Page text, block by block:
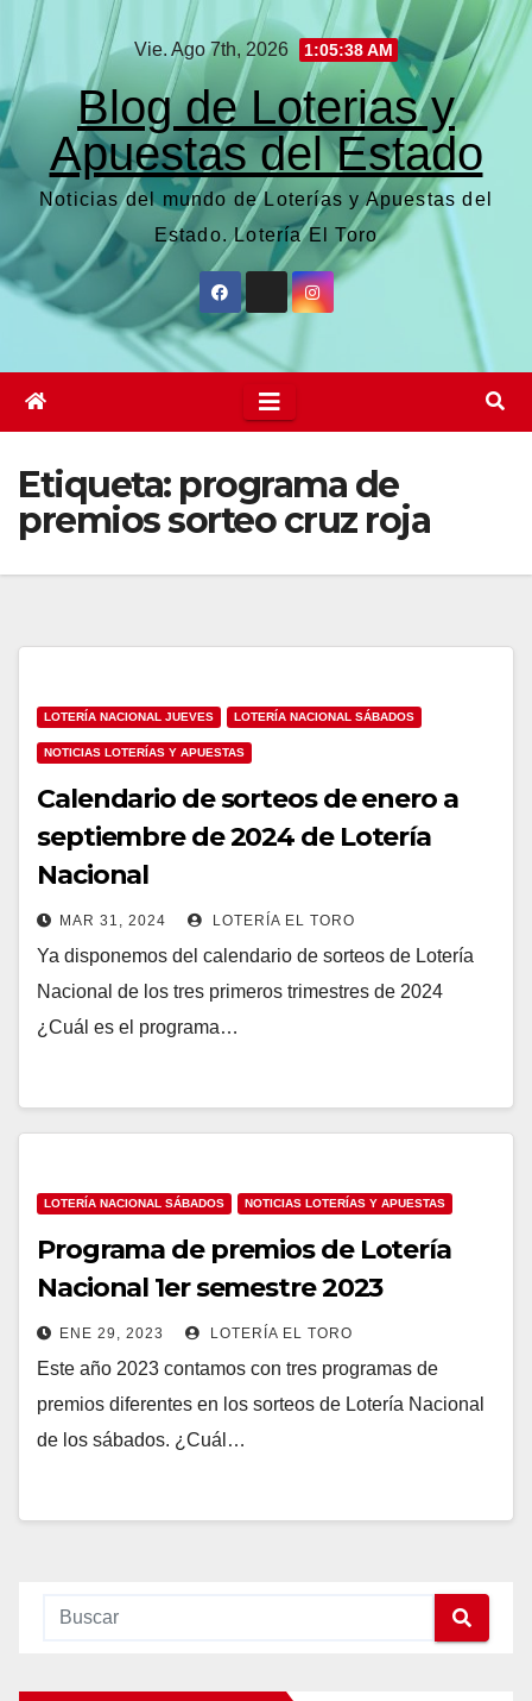
Saltar
contenido
Vie. Ago 7th, 2026 1:05:39 AM
Blog de Loterias y
Apuestas del Estado
Noticias del mundo de Loterías y Apuestas del
Estado. Lotería El Toro
Etiqueta: programa de
premios sorteo cruz roja
LOTERÍA NACIONAL JUEVES LOTERÍA NACIONAL SÁBADOS
NOTICIAS LOTERÍAS Y APUESTAS
Calendario de sorteos de enero a
septiembre de 2024 de Lotería
Nacional
MAR 31, 2024 LOTERÍA EL TORO
Ya disponemos del calendario de sorteos de Lotería
Nacional de los tres primeros trimestres de 2024
¿Cuál es el programa…
LOTERÍA NACIONAL SÁBADOS NOTICIAS LOTERÍAS Y APUESTAS
Programa de premios de Lotería
Nacional 1er semestre 2023
ENE 29, 2023 LOTERÍA EL TORO
Este año 2023 contamos con tres programas de
premios diferentes en los sorteos de Lotería Nacional
de los sábados. ¿Cuál…